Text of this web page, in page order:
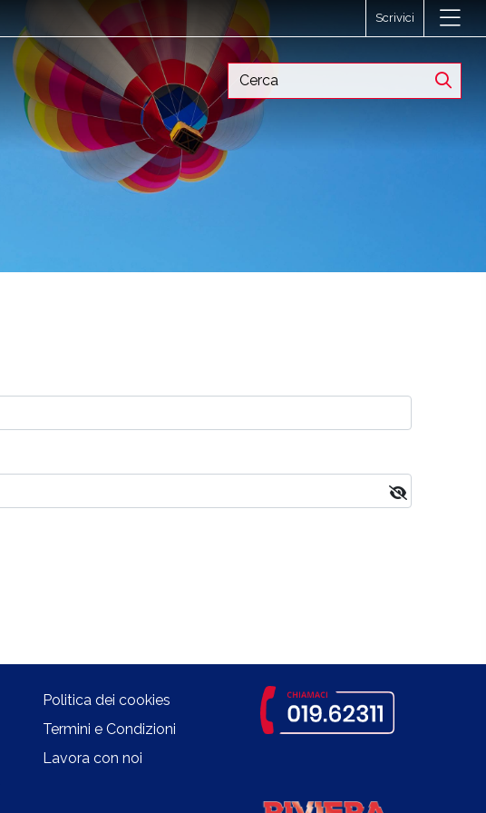
Scrivici
Politica dei cookies
Termini e Condizioni
Lavora con noi